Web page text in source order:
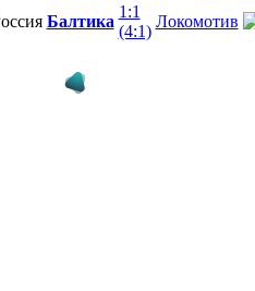
Балтика
1:1
(4:1)
Локомотив